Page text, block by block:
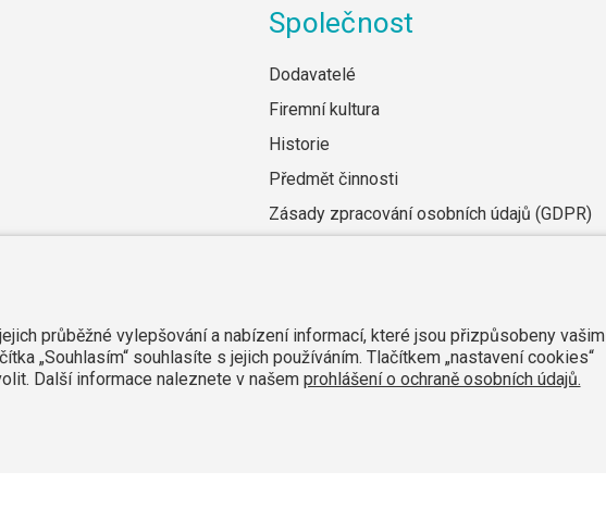
Společnost
Dodavatelé
Firemní kultura
Historie
Předmět činnosti
Zásady zpracování osobních údajů (GDPR)
průběžné vylepšování a nabízení informací, které jsou přizpůsobeny vašim
„Souhlasím“ souhlasíte s jejich používáním. Tlačítkem „nastavení cookies“
Další informace naleznete v našem prohlášení o ochraně osobních údajů.